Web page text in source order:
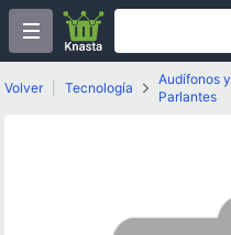
Volver Tecnología
Audífonos y
Parlantes